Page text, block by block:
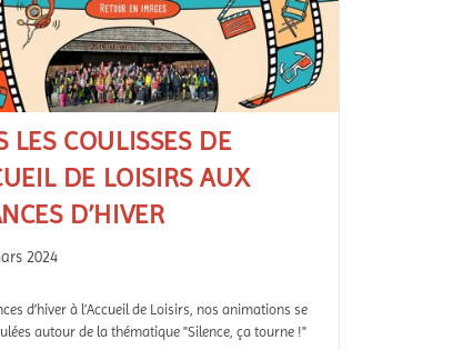
LES COULISSES DE
DE LOISIRS AUX
D’HIVER
2024
d’hiver à l’Accueil de Loisirs, nos animations se
autour de la thématique "Silence, ça tourne !"